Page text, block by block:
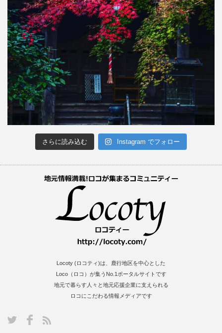
さらに読み込む Instagram でフォロー
Locoty (ロコティ)は、鹿行地区を中心とした
Loco（ロコ）が集うNo.1ポータルサイトです
地元で暮らす人々と地元応援企業に支えられる
ロコにこだわる情報メディアです